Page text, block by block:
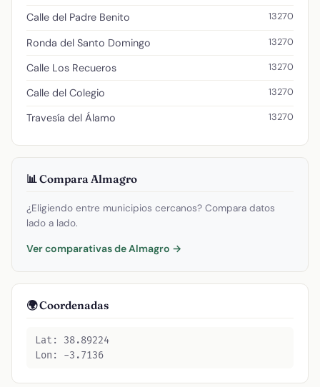
Calle del Padre Benito 13270
Ronda del Santo Domingo 13270
Calle Los Recueros 13270
Calle del Colegio 13270
Travesía del Álamo 13270
📊 Compara Almagro
¿Eligiendo entre municipios cercanos? Compara datos
lado a lado.
Ver comparativas de Almagro →
🌍 Coordenadas
Lat: 38.89224
Lon: -3.7136